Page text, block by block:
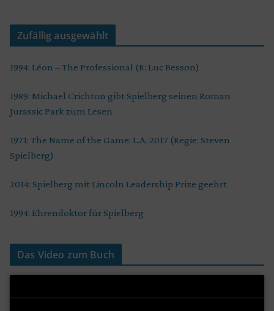
Zufällig ausgewählt
1994: Léon – The Professional (R: Luc Besson)
1989: Michael Crichton gibt Spielberg seinen Roman
Jurassic Park zum Lesen
1971: The Name of the Game: L.A. 2017 (Regie: Steven
Spielberg)
2014: Spielberg mit Lincoln Leadership Prize geehrt
1994: Ehrendoktor für Spielberg
Das Video zum Buch